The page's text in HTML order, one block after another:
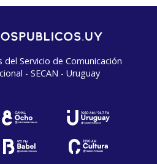
Servicio de Comunicación
- SECAN - Uruguay